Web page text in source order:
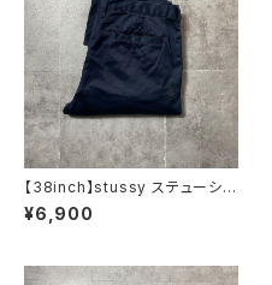
【38inch】stussy ステューシ
ー ジッパーフライ SSリン
ク 刺繍ロゴ ネイビー クロ
¥6,900